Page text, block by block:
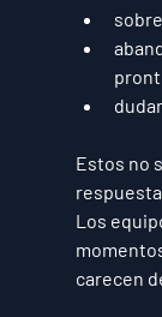
Estos no
Los
carecen